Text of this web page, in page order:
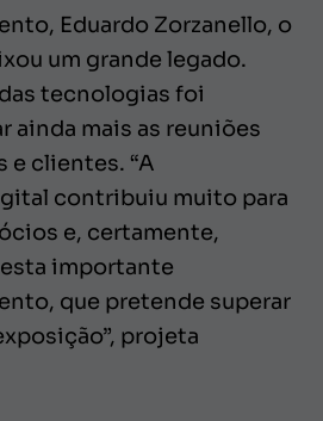
Eduardo Zorzanello, o
um grande legado.
tecnologias foi
ainda mais as reuniões
e clientes. “A
contribuiu muito para
e, certamente,
importante
que pretende superar
projeta